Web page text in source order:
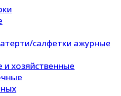
салфетки ажурные
хозяйственные